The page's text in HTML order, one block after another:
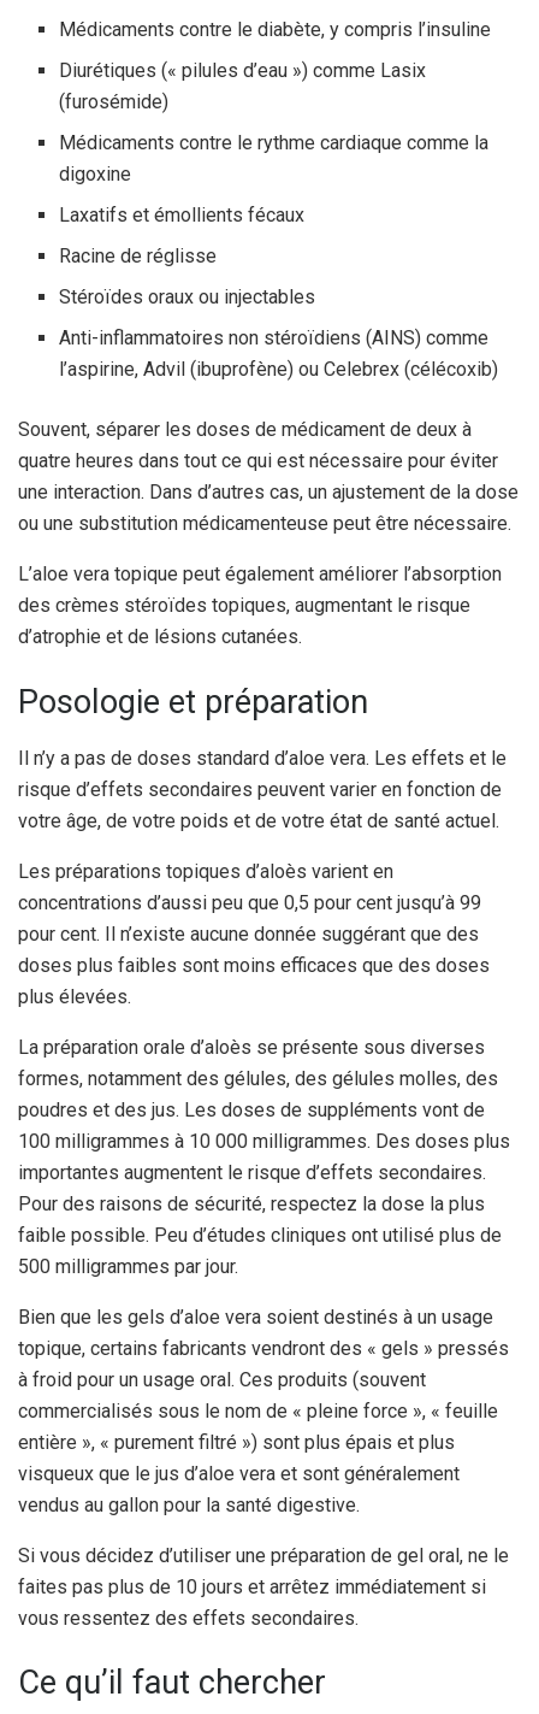
Médicaments contre le diabète, y compris l’insuline
Diurétiques (« pilules d’eau ») comme Lasix
(furosémide)
Médicaments contre le rythme cardiaque comme la
digoxine
Laxatifs et émollients fécaux
Racine de réglisse
Stéroïdes oraux ou injectables
Anti-inflammatoires non stéroïdiens (AINS) comme
l’aspirine, Advil (ibuprofène) ou Celebrex (célécoxib)
Souvent, séparer les doses de médicament de deux à
quatre heures dans tout ce qui est nécessaire pour éviter
une interaction. Dans d’autres cas, un ajustement de la dose
ou une substitution médicamenteuse peut être nécessaire.
L’aloe vera topique peut également améliorer l’absorption
des crèmes stéroïdes topiques, augmentant le risque
d’atrophie et de lésions cutanées.
Posologie et préparation
Il n’y a pas de doses standard d’aloe vera. Les effets et le
risque d’effets secondaires peuvent varier en fonction de
votre âge, de votre poids et de votre état de santé actuel.
Les préparations topiques d’aloès varient en
concentrations d’aussi peu que 0,5 pour cent jusqu’à 99
pour cent. Il n’existe aucune donnée suggérant que des
doses plus faibles sont moins efficaces que des doses
plus élevées.
La préparation orale d’aloès se présente sous diverses
formes, notamment des gélules, des gélules molles, des
poudres et des jus. Les doses de suppléments vont de
100 milligrammes à 10 000 milligrammes. Des doses plus
importantes augmentent le risque d’effets secondaires.
Pour des raisons de sécurité, respectez la dose la plus
faible possible. Peu d’études cliniques ont utilisé plus de
500 milligrammes par jour.
Bien que les gels d’aloe vera soient destinés à un usage
topique, certains fabricants vendront des « gels » pressés
à froid pour un usage oral. Ces produits (souvent
commercialisés sous le nom de « pleine force », « feuille
entière », « purement filtré ») sont plus épais et plus
visqueux que le jus d’aloe vera et sont généralement
vendus au gallon pour la santé digestive.
Si vous décidez d’utiliser une préparation de gel oral, ne le
faites pas plus de 10 jours et arrêtez immédiatement si
vous ressentez des effets secondaires.
Ce qu’il faut chercher